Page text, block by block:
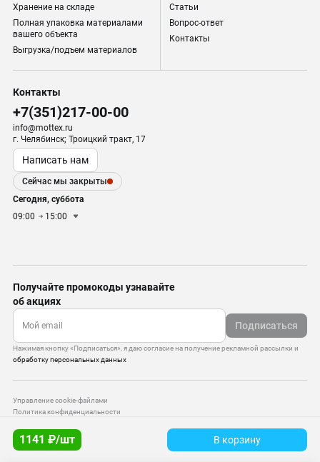
1141 ₽/шт В корзину
Хранение на складе
Полная упаковка материалами
вашего объекта
Выгрузка/подъем материалов
Статьи
Вопрос-ответ
Контакты
Контакты
+7(351)217-00-00
info@mottex.ru
г. Челябинск; Троицкий тракт, 17
Написать нам
Сейчас мы закрыты
Сегодня, суббота
09:00
15:00
Получайте промокоды узнавайте
об акциях
Подписаться
Нажимая кнопку «Подписаться», я даю согласие на получение рекламной рассылки и
обработку персональных данных
Управление cookie-файлами
Политика конфиденциальности
© 2010–2026 — ООО «Моттекс»